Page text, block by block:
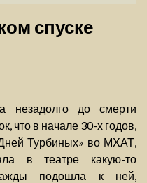
спуске
незадолго до смерти
что в начале 30-х годов,
Турбиных» во МХАТ,
в театре какую-то
подошла к ней,